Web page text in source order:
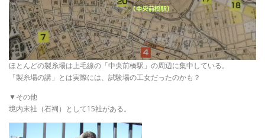
ほとんどの製糸場は上毛線の「中央前橋駅」の周辺に集中している。
「製糸場の講」とは実際には、試験場の工女だったのかも？
▼その他
境内末社（石祠）として15社がある。